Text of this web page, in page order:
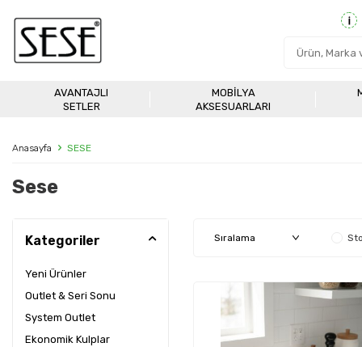
AVANTAJLI
SETLER
MOBILYA
AKSESUARLARI
Anasayfa SESE
Sese
Kategoriler
Yeni Ürünler
Outlet & Seri Sonu
System Outlet
Ekonomik Kulplar